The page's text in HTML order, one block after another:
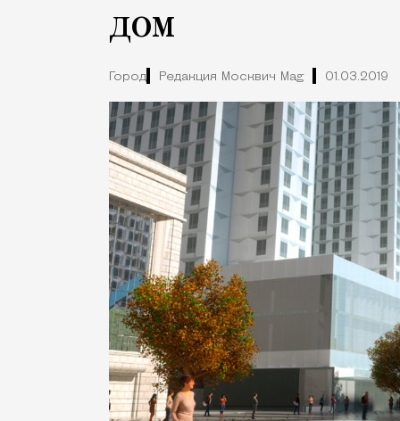
дом
Город Редакция Москвич Mag 01.03.2019